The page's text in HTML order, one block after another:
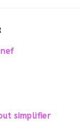
simplifier